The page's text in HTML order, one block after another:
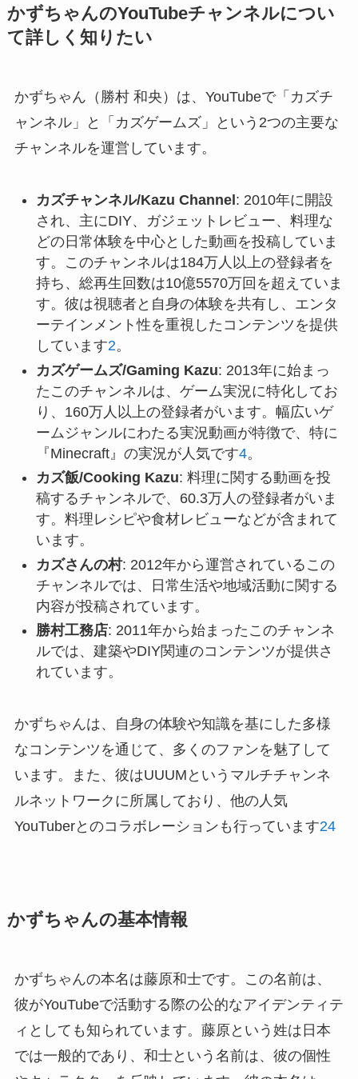
かずちゃんのYouTubeチャンネルについ
て詳しく知りたい
かずちゃん（勝村 和央）は、YouTubeで「カズチ
ャンネル」と「カズゲームズ」という2つの主要な
チャンネルを運営しています。
カズチャンネル/Kazu Channel : 2010年に開設
され、主にDIY、ガジェットレビュー、料理な
どの日常体験を中心とした動画を投稿していま
す。このチャンネルは184万人以上の登録者を
持ち、総再生回数は10億5570万回を超えていま
す。彼は視聴者と自身の体験を共有し、エンタ
ーテインメント性を重視したコンテンツを提供
しています2。
カズゲームズ/Gaming Kazu: 2013年に始まっ
たこのチャンネルは、ゲーム実況に特化してお
り、160万人以上の登録者がいます。幅広いゲ
ームジャンルにわたる実況動画が特徴で、特に
『Minecraft』の実況が人気です4。
カズ飯/Cooking Kazu: 料理に関する動画を投
稿するチャンネルで、60.3万人の登録者がいま
す。料理レシピや食材レビューなどが含まれて
います。
カズさんの村: 2012年から運営されているこの
チャンネルでは、日常生活や地域活動に関する
内容が投稿されています。
勝村工務店: 2011年から始まったこのチャンネ
ルでは、建築やDIY関連のコンテンツが提供さ
れています。
かずちゃんは、自身の体験や知識を基にした多様
なコンテンツを通じて、多くのファンを魅了して
います。また、彼はUUUMというマルチチャンネ
ルネットワークに所属しており、他の人気
YouTuberとのコラボレーションも行っています24
かずちゃんの基本情報
かずちゃんの本名は藤原和士です。この名前は、
彼がYouTubeで活動する際の公的なアイデンティテ
ィとしても知られています。藤原という姓は日本
では一般的であり、和士という名前は、彼の個性